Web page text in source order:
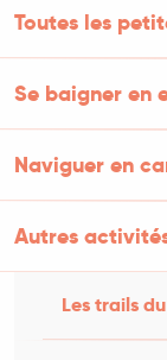
Toutes les
Se baigner en
Naviguer en
Autres
Les trails
Blériot
jours avec
25 avril